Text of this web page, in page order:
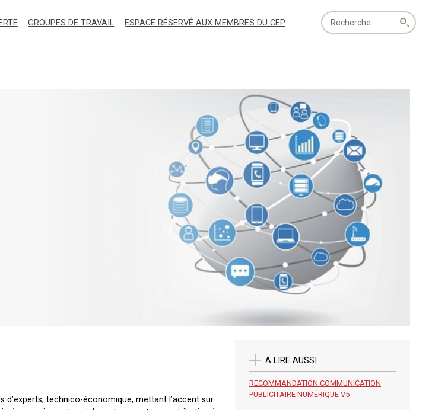
Recherche
globale
GROUPES DE TRAVAIL ESPACE RÉSERVÉ AUX MEMBRES DU CEP
d’experts, technico-économique, mettant l’accent sur
A LIRE AUSSI
RECOMMANDATION COMMUNICATION
PUBLICITAIRE NUMÉRIQUE V5